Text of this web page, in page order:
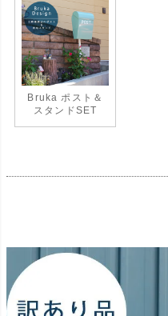
Bruka ポスト＆
スタンドSET